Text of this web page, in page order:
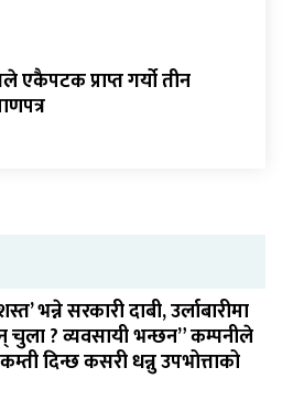
एकैपटक प्राप्त गर्यो तीन
भन्ने सरकारी दाबी, उर्लाबारीमा
चुला ? व्यवसायी भन्छन” कम्पनीले
दिन्छ कसरी धन्नु उपभोत्ताको